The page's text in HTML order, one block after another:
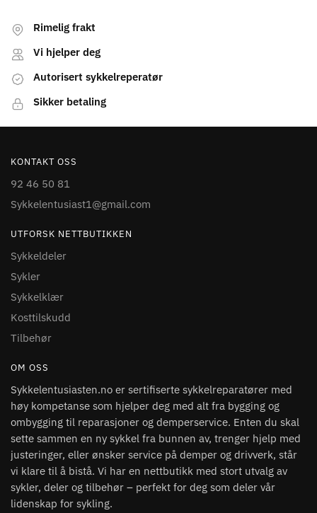
Rimelig frakt
Vi hjelper deg
Autorisert sykkelreperatør
Sikker betaling
KONTAKT OSS
92 46 50 81
Sykkelentusiast1@gmail.com
UTFORSK NETTBUTIKKEN
Sykkeldeler
Sykler
Sykkelklær
Kosttilskudd
Tilbehør
OM OSS
Sykkelentusiasten.no er sertifiserte sykkelreparatører med
høy kompetanse som hjelper deg med alt fra bygging og
ombygging til reparasjoner og demperservice. Enten du skal
sette sammen en ny sykkel fra bunnen av, trenger hjelp med
justeringer, eller ønsker service på demper og drivverk, står
vi klare til å bistå. Vi har en nettbutikk med stort utvalg av
sykler, deler og tilbehør – perfekt for deg som deler vår
lidenskap for sykling.